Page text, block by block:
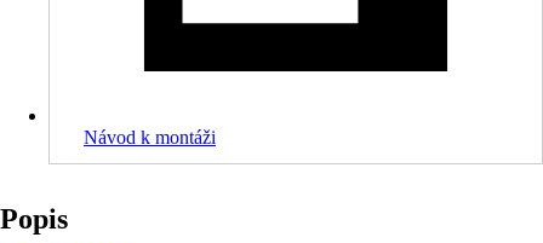
Návod k montáži
Popis